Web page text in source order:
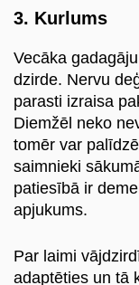
3. Kurlums
Vecāka
dzirde. Nervu
parasti izraisa
Diemžēl neko
tomēr var
saimnieki
patiesībā ir
apjukums.
Par laimi
adaptēties un tā